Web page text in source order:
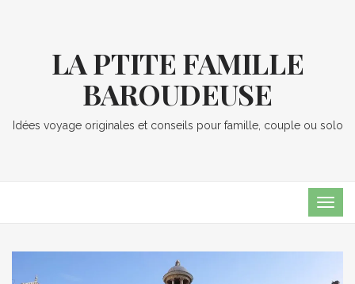
LA PTITE FAMILLE
BAROUDEUSE
Idées voyage originales et conseils pour famille, couple ou solo